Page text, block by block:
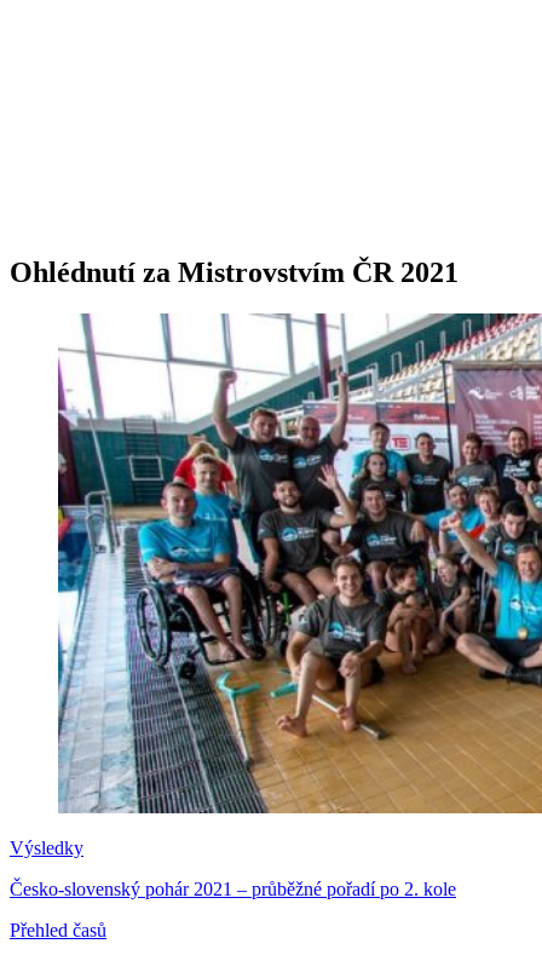
Ohlédnutí za Mistrovstvím ČR 2021
Výsledky
Česko-slovenský pohár 2021 – průběžné pořadí po 2. kole
Přehled časů